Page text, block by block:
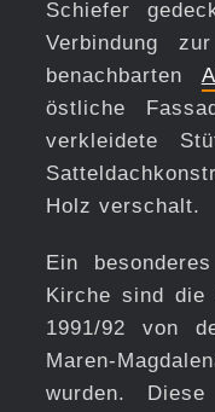
Schiefer
Verbindung
benachbarten
östliche
verkleidete
Holz verschalt.
Ein
Kirche sind die
1991/92 von
Maren-
wurden.